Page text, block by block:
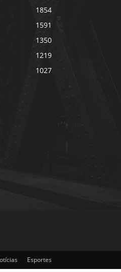
1854
1591
1350
1219
1027
Esportes